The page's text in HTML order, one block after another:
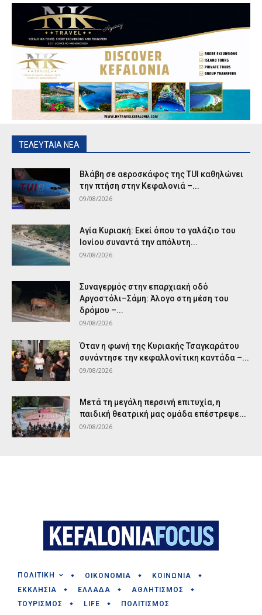
ΤΕΛΕΥΤΑΙΑ ΝΕΑ
Βλάβη σε αεροσκάφος της TUI καθηλώνει
την πτήση στην Κεφαλονιά –...
09/08/2026
Αγία Κυριακή: Εκεί όπου το γαλάζιο του
Ιονίου συναντά την απόλυτη...
09/08/2026
Συναγερμός στην επαρχιακή οδό
Αργοστόλι–Σάμη: Άλογο στη μέση του
δρόμου –...
09/08/2026
Όταν η φωνή της Κυριακής Τσαγκαράτου
συνάντησε την κεφαλλονίτικη καντάδα –...
09/08/2026
Μετά τη μεγάλη περσινή επιτυχία, η
παιδική θεατρική μας ομάδα επέστρεψε...
09/08/2026
ΠΟΛΙΤΙΚΗ ΟΙΚΟΝΟΜΙΑ
ΚΟΙΝΩΝΙΑ
ΕΚΚΛΗΣΙΑ
ΕΛΛΑΔΑ
ΑΘΛΗΤΙΣΜΟΣ
ΤΟΥΡΙΣΜΟΣ
LIFE ΠΟΛΙΤΙΣΜΟΣ